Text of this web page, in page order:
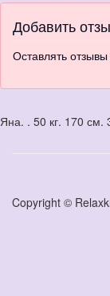
Добавить
Оставлять
Яна. . 50 кг. 170 см.
Copyright ©